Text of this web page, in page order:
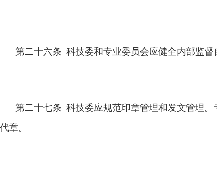
第二十六条 科技委和专业委员会应健全内部监
第二十七条 科技委应规范印章管理和发文管理
代章。